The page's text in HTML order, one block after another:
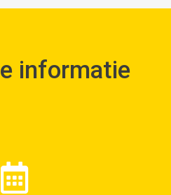
informatie